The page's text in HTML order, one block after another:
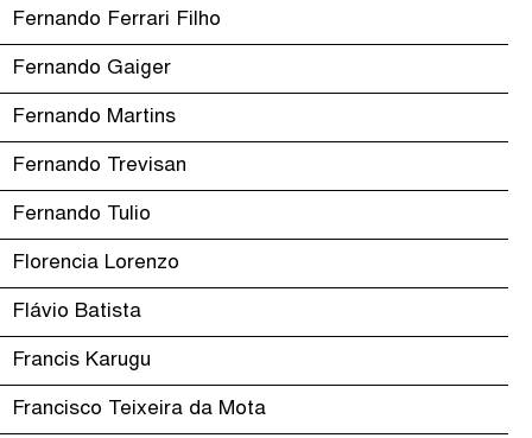
Fernando Ferrari Filho
Fernando Gaiger
Fernando Martins
Fernando Trevisan
Fernando Tulio
Florencia Lorenzo
Flávio Batista
Francis Karugu
Francisco Teixeira da Mota